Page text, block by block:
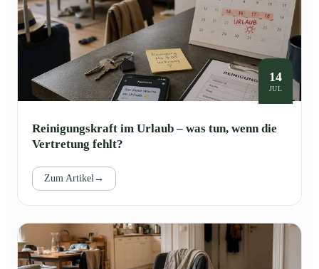
14
JUL
Reinigungskraft im Urlaub – was tun, wenn die
Vertretung fehlt?
Zum Artikel→